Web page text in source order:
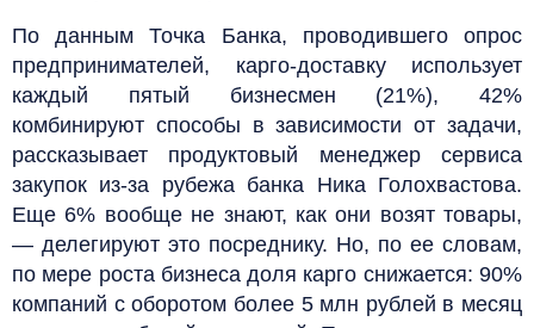
По данным Точка Банка, проводившего опрос
предпринимателей, карго-доставку использует
каждый пятый бизнесмен (21%), 42%
комбинируют способы в зависимости от задачи,
рассказывает продуктовый менеджер сервиса
закупок из-за рубежа банка Ника Голохвастова.
Еще 6% вообще не знают, как они возят товары,
— делегируют это посреднику. Но, по ее словам,
по мере роста бизнеса доля карго снижается: 90%
компаний с оборотом более 5 млн рублей в месяц